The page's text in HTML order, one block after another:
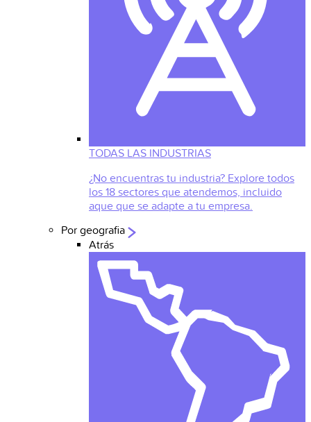
TODAS LAS INDUSTRIAS
¿No encuentras tu industria? Explore todos
los 18 sectores que atendemos, incluido
aque que se adapte a tu empresa.
Por geografia
Atrás